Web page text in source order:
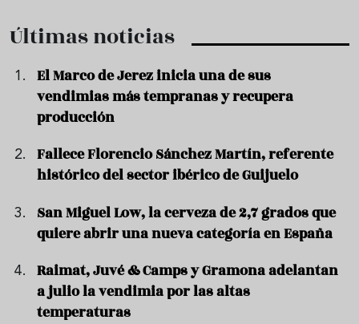
Últimas noticias
El Marco de Jerez inicia una de sus
vendimias más tempranas y recupera
producción
Fallece Florencio Sánchez Martín, referente
histórico del sector ibérico de Guijuelo
San Miguel Low, la cerveza de 2,7 grados que
quiere abrir una nueva categoría en España
Raimat, Juvé & Camps y Gramona adelantan
a julio la vendimia por las altas
temperaturas